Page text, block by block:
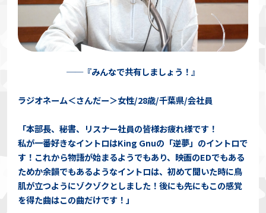
──『みんなで共有しましょう！』
ラジオネーム＜さんだー＞女性/28歳/千葉県/会社員
「本部長、秘書、リスナー社員の皆様お疲れ様です！
私が一番好きなイントロはKing Gnuの「逆夢」のイントロで
す！これから物語が始まるようでもあり、映画のEDでもある
ためか余韻でもあるようなイントロは、初めて聞いた時に鳥
肌が立つようにゾクゾクとしました！後にも先にもこの感覚
を得た曲はこの曲だけです！」